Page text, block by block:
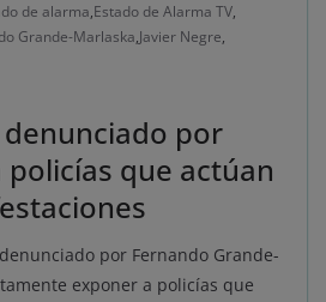
de alarma,Estado de Alarma TV,
Grande-Marlaska,Javier Negre,
denunciado por
policías que actúan
por Fernando Grande-
exponer a policías que